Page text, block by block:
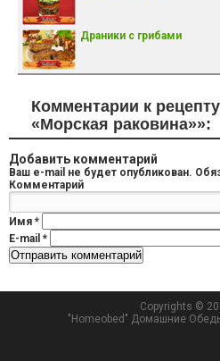
Драники с грибами
Комментарии к
«Морская раковина»»:
Добавить комментарий
Ваш e-mail не будет опубликован.
Комментарий
Имя *
E-mail *
Copyrights ©
"Homeobed" Домашние